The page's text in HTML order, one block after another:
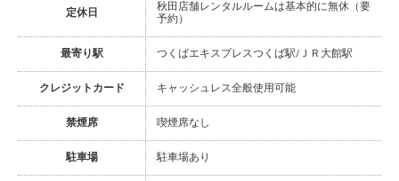
定休日
秋田店舗レンタルルームは基本的に無休（要
予約）
最寄り駅 つくばエキスプレスつくば駅/ＪＲ大館駅
クレジットカード キャッシュレス全般使用可能
禁煙席 喫煙席なし
駐車場 駐車場あり